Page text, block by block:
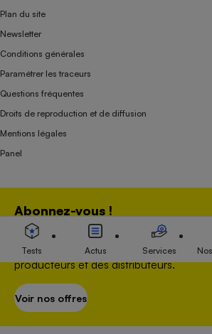
Abonnez-vous !
Bénéficiez d'une expertise unique tout
une association 100 % indépendante
producteurs et des distributeurs.
Voir nos offres
Plan du site
Newsletter
Conditions générales
Paramétrer les traceurs
Questions fréquentes
Droits de reproduction et de diffusion
Mentions légales
Panel
Association indépendante de l’État, des syndicats,
distributeurs depuis 1951.
Tests Actus Services